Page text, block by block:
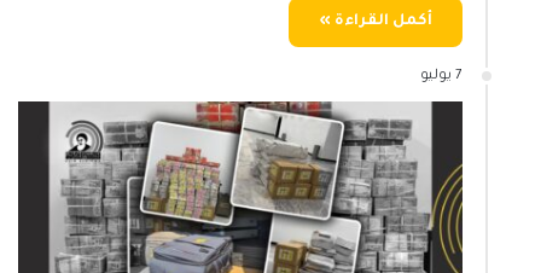
أكمل القراءة »
7 يوليو